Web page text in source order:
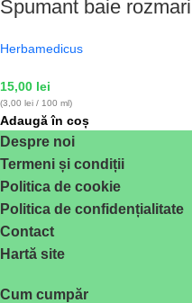
Spumant baie
Herbamedicus
15,00 lei
(3,00 lei / 100 ml)
Adaugă în coș
Despre noi
Termeni și condiții
Politica de cookie
Politica de confidențialitate
Contact
Hartă site
Cum cumpăr